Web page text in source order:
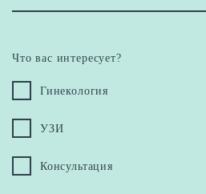
Что вас интересует?
Гинекология
УЗИ
Консультация